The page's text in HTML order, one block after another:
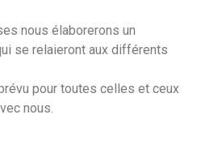
nous élaborerons un
se relaieront aux différents
pour toutes celles et ceux
nous.